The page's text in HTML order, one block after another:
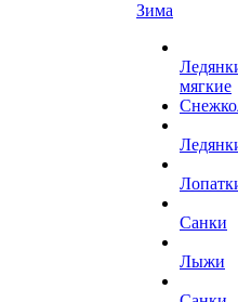
Зима
мягкие
Санки
Лыжи